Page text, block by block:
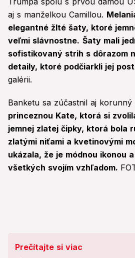
aj s manželkou Camillou.
elegantné žlté šaty, ktoré
veľmi slávnostne. Šaty mali
sofistikovaný strih s dôrazom
detaily, ktoré podčiarkli jej
galérii.
Banketu sa zúčastnil aj korunný
princeznou Kate, ktorá si
jemnej zlatej čipky, ktorá bola
zlatými niťami a kvetinovými
ukázala, že je módnou ikonou
všetkých svojím vzhľadom.
Prečítajte si viac